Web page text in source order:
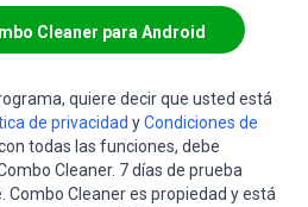
Cleaner para Android
quiere decir que usted está
de privacidad yCondiciones de
todas las funciones, debe
Cleaner. 7 días de prueba
Cleaner es propiedad y está